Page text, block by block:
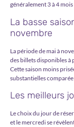
généralement 3 à 4
La basse
novembre
La période de mai à
des billets disponibles
Cette saison moins
substantielles
Les meilleurs
Le choix du jour de
et le mercredi se